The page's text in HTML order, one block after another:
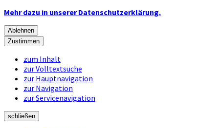
Mehr dazu in unserer Datenschutzerklärung.
Ablehnen
Zustimmen
zum Inhalt
zur Volltextsuche
zur Hauptnavigation
zur Navigation
zur Servicenavigation
schließen